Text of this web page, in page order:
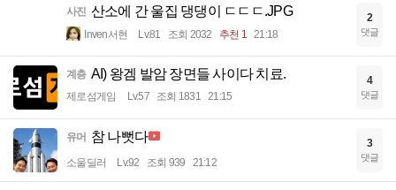
사진 산소에 간 울집 댕댕이 ㄷㄷㄷ.JPG
Inven서현 Lv.81 조회 2032 추천 1 21:18
2
댓글
계층 AI) 왕겜 발암 장면들 사이다 치료.
제로섬게임 Lv.57 조회 1831 21:15
4
댓글
유머 참 나뻣다
소울딜러 Lv.92 조회 939 21:12
3
댓글